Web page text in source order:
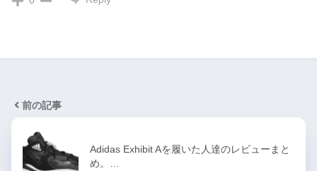
前の記事
Adidas Exhibit Aを履いた人達のレビューまと
め。…